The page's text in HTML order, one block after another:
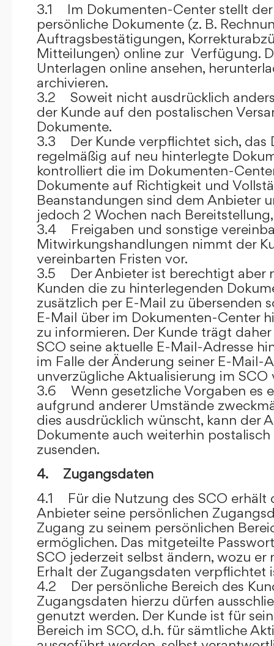
3.1 Im Dokumenten-Center stellt
persönliche Dokumente (z. B.
Auftragsbestätigungen,
Mitteilungen) online zur Verfügung.
Unterlagen online ansehen,
archivieren.
3.2 Soweit nicht ausdrücklich
der Kunde auf den postalischen
Dokumente.
3.3 Der Kunde verpflichtet sich, das
regelmäßig auf neu hinterlegte
kontrolliert die im Dokumenten-
Dokumente auf Richtigkeit und
Beanstandungen sind dem Anbieter
jedoch 2 Wochen nach
3.4 Freigaben und sonstige
Mitwirkungshandlungen nimmt der
vereinbarten Fristen vor.
3.5 Der Anbieter ist berechtigt aber
Kunden die zu hinterlegenden
zusätzlich per E-Mail zu übersenden
E-Mail über im Dokumenten-Center
zu informieren. Der Kunde trägt
SCO seine aktuelle E-Mail-Adresse
im Falle der Änderung seiner E-Mail-
unverzügliche Aktualisierung im SCO
3.6 Wenn gesetzliche Vorgaben es
aufgrund anderer Umstände
dies ausdrücklich wünscht, kann der
Dokumente auch weiterhin
zusenden.
4. Zugangsdaten
4.1 Für die Nutzung des SCO erhält
Anbieter seine persönlichen
Zugang zu seinem persönlichen
ermöglichen. Das mitgeteilte
SCO jederzeit selbst ändern, wozu er
Erhalt der Zugangsdaten verpflichtet
4.2 Der persönliche Bereich des
Zugangsdaten hierzu dürfen
genutzt werden. Der Kunde ist für
Bereich im SCO, d.h. für sämtliche